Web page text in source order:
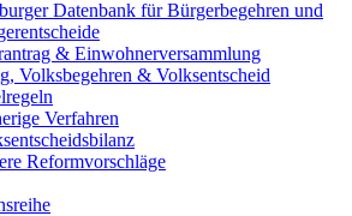
Datenbank für Bürgerbegehren und
& Einwohnerversammlung
Volksbegehren & Volksentscheid
Verfahren
Reformvorschläge